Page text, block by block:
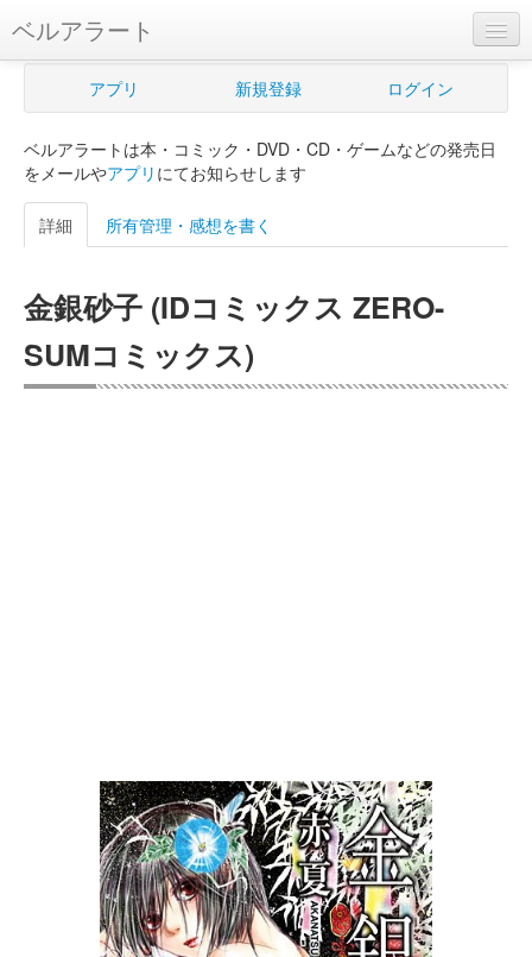
ベルアラート
ベルアラートとは
新規登録
ログイン
購入管理
Myシェルフ
アプリ 新規登録 ログイン
ベルアラートは本・コミック・DVD・CD・ゲームなどの発売日
をメールやアプリ にてお知らせします
詳細 所有管理・感想を書く
金銀砂子 (IDコミックス ZERO-
SUMコミックス)